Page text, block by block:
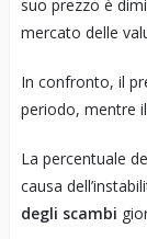
suo prezzo è
mercato delle
In confronto, il
periodo, mentre il
La percentuale
causa
degli scambi